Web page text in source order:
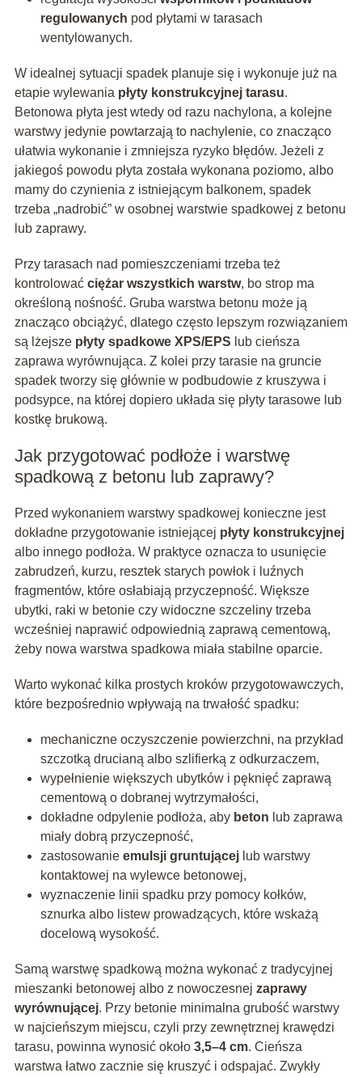
regulowanych pod płytami w tarasach
wentylowanych.
W idealnej sytuacji spadek planuje się i wykonuje już na
etapie wylewania płyty konstrukcyjnej tarasu.
Betonowa płyta jest wtedy od razu nachylona, a kolejne
warstwy jedynie powtarzają to nachylenie, co znacząco
ułatwia wykonanie i zmniejsza ryzyko błędów. Jeżeli z
jakiegoś powodu płyta została wykonana poziomo, albo
mamy do czynienia z istniejącym balkonem, spadek
trzeba „nadrobić” w osobnej warstwie spadkowej z betonu
lub zaprawy.
Przy tarasach nad pomieszczeniami trzeba też
kontrolować ciężar wszystkich warstw, bo strop ma
określoną nośność. Gruba warstwa betonu może ją
znacząco obciążyć, dlatego często lepszym rozwiązaniem
są lżejsze płyty spadkowe XPS/EPS lub cieńsza
zaprawa wyrównująca. Z kolei przy tarasie na gruncie
spadek tworzy się głównie w podbudowie z kruszywa i
podsypce, na której dopiero układa się płyty tarasowe lub
kostkę brukową.
Jak przygotować podłoże i warstwę
spadkową z betonu lub zaprawy?
Przed wykonaniem warstwy spadkowej konieczne jest
dokładne przygotowanie istniejącej płyty konstrukcyjnej
albo innego podłoża. W praktyce oznacza to usunięcie
zabrudzeń, kurzu, resztek starych powłok i luźnych
fragmentów, które osłabiają przyczepność. Większe
ubytki, raki w betonie czy widoczne szczeliny trzeba
wcześniej naprawić odpowiednią zaprawą cementową,
żeby nowa warstwa spadkowa miała stabilne oparcie.
Warto wykonać kilka prostych kroków przygotowawczych,
które bezpośrednio wpływają na trwałość spadku:
mechaniczne oczyszczenie powierzchni, na przykład
szczotką drucianą albo szlifierką z odkurzaczem,
wypełnienie większych ubytków i pęknięć zaprawą
cementową o dobranej wytrzymałości,
dokładne odpylenie podłoża, aby beton lub zaprawa
miały dobrą przyczepność,
zastosowanie emulsji gruntującejlub warstwy
kontaktowej na wylewce betonowej,
wyznaczenie linii spadku przy pomocy kołków,
sznurka albo listew prowadzących, które wskażą
docelową wysokość.
Samą warstwę spadkową można wykonać z tradycyjnej
mieszanki betonowej albo z nowoczesnej zaprawy
wyrównującej. Przy betonie minimalna grubość warstwy
w najcieńszym miejscu, czyli przy zewnętrznej krawędzi
tarasu, powinna wynosić około 3,5–4 cm. Cieńsza
warstwa łatwo zacznie się kruszyć i odspajać. Zwykły